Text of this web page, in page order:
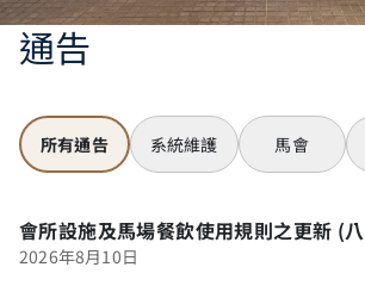
通告
所有通告 系統維護 馬會
會所設施及馬場餐飲使用規則之更新 (
2026年8月10日